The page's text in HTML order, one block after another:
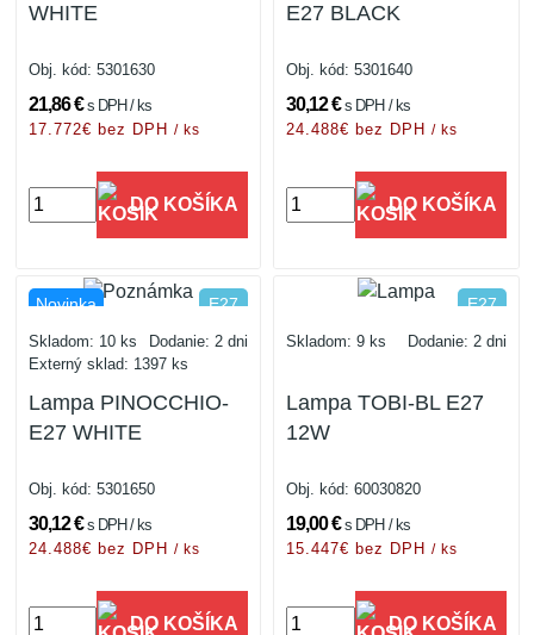
WHITE
Obj. kód: 5301630
21,86 €s DPH / ks
17.772€ bez DPH / ks
DO KOŠÍKA
E27 BLACK
Obj. kód: 5301640
30,12 €s DPH / ks
24.488€ bez DPH / ks
DO KOŠÍKA
Novinka
E27
IP20
Skladom: 10 ks
Dodanie: 2 dni
Externý sklad: 1397 ks
Lampa PINOCCHIO-
E27 WHITE
Obj. kód: 5301650
30,12 €s DPH / ks
24.488€ bez DPH / ks
DO KOŠÍKA
E27
IP20
Skladom: 9 ks Dodanie: 2 dni
Lampa TOBI-BL E27
12W
Obj. kód: 60030820
19,00 €s DPH / ks
15.447€ bez DPH / ks
DO KOŠÍKA